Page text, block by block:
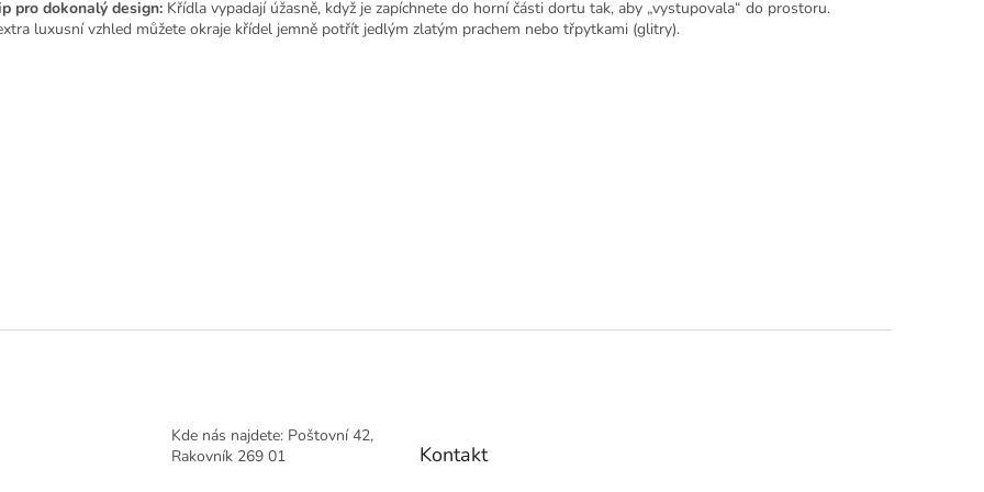
pro dokonalý design: Křídla vypadají úžasně, když je zapíchnete do horní části dortu tak, aby „vystupovala“ do prostoru.
luxusní vzhled můžete okraje křídel jemně potřít jedlým zlatým prachem nebo třpytkami (glitry).
Kde nás najdete: Poštovní 42,
Rakovník 269 01
Kontakt